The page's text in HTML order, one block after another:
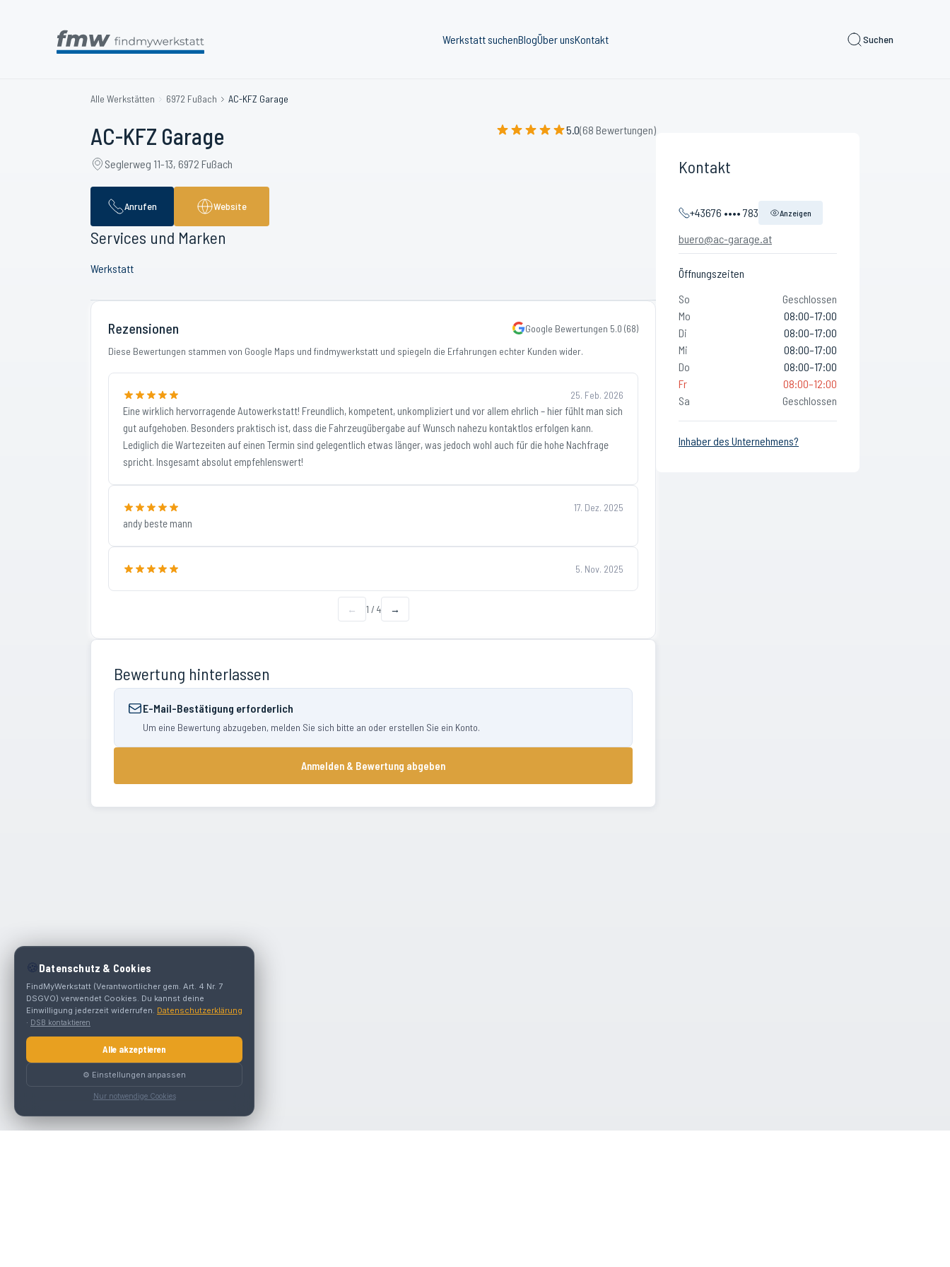
Werkstatt suchenBlogÜber unsKontakt Suchen
Alle Werkstätten 6972 Fußach AC-KFZ Garage
AC-KFZ Garage 5.0(68 Bewertungen)
Seglerweg 11-13, 6972 Fußach
Anrufen Website
Services und Marken
Werkstatt
Rezensionen Google Bewertungen 5.0 (68)
Diese Bewertungen stammen von Google Maps und findmywerkstatt und spiegeln die Erfahrungen echter Kunden wider.
25. Feb. 2026
Eine wirklich hervorragende Autowerkstatt! Freundlich, kompetent, unkompliziert und vor allem ehrlich – hier fühlt man sich
gut aufgehoben. Besonders praktisch ist, dass die Fahrzeugübergabe auf Wunsch nahezu kontaktlos erfolgen kann.
Lediglich die Wartezeiten auf einen Termin sind gelegentlich etwas länger, was jedoch wohl auch für die hohe Nachfrage
spricht. Insgesamt absolut empfehlenswert!
17. Dez. 2025
andy beste mann
5. Nov. 2025
← 1 / 4 →
Bewertung hinterlassen
E-Mail-Bestätigung erforderlich
Um eine Bewertung abzugeben, melden Sie sich bitte an oder erstellen Sie ein Konto.
Anmelden & Bewertung abgeben
Kontakt
+43676 •••• 783 Anzeigen
buero@ac-garage.at
Öffnungszeiten
So
Geschlossen
Mo
08:00–17:00
Di
08:00–17:00
Mi
08:00–17:00
Do
08:00–17:00
Fr
08:00–12:00
Sa
Geschlossen
Inhaber des Unternehmens?
🍪 Datenschutz & Cookies
FindMyWerkstatt (Verantwortlicher gem. Art. 4 Nr. 7
DSGVO) verwendet Cookies. Du kannst deine
Einwilligung jederzeit widerrufen. Datenschutzerklärung
· DSB kontaktieren
Alle akzeptieren
⚙️ Einstellungen anpassen
Nur notwendige Cookies